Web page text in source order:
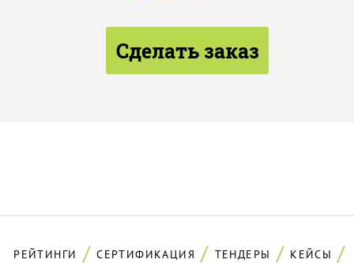
Сделать заказ
РЕЙТИНГИ СЕРТИФИКАЦИЯ ТЕНДЕРЫ
КЕЙСЫ